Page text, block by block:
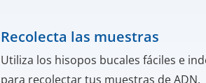
Recolecta las muestras
Utiliza los hisopos bucales fáciles e
para recolectar tus muestras de ADN.